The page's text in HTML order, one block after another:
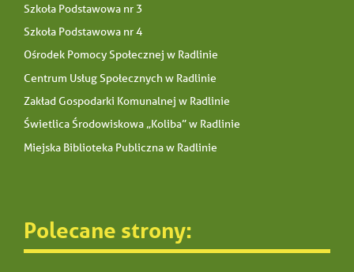
Szkoła Podstawowa nr 3
Szkoła Podstawowa nr 4
Ośrodek Pomocy Społecznej w Radlinie
Centrum Usług Społecznych w Radlinie
Zakład Gospodarki Komunalnej w Radlinie
Świetlica Środowiskowa „Koliba” w Radlinie
Miejska Biblioteka Publiczna w Radlinie
Polecane strony: